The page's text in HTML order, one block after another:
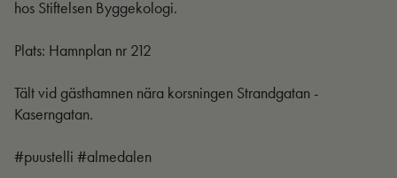
hos Stiftelsen Byggekologi.
Plats: Hamnplan nr 212
Tält vid gästhamnen nära korsningen Strandgatan -
Kaserngatan.
#puustelli #almedalen